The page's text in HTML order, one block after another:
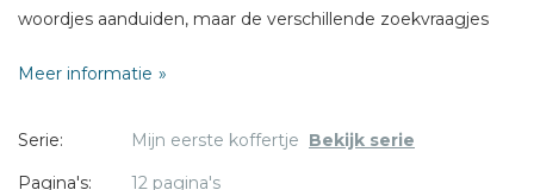
woordjes aanduiden, maar de verschillende zoekvraagjes
Goed voor uren kijk- en zoekplezier
Meer informatie
Serie: Mijn eerste koffertje Bekijk serie
Pagina's:
12 pagina's
* = verplicht